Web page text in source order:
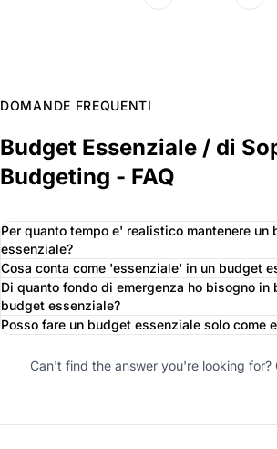
DOMANDE FREQUENTI
Budget Essenziale / di
Budgeting - FAQ
Per quanto tempo e' realistico mantenere un
essenziale?
Cosa conta come 'essenziale' in un budget
Di quanto fondo di emergenza ho bisogno in
budget essenziale?
Posso fare un budget essenziale solo come
Can't find the answer you're looking for?